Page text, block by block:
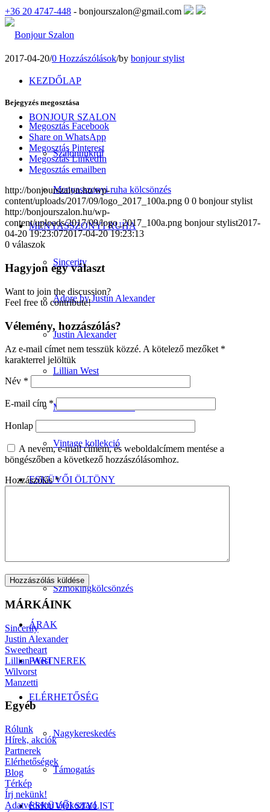
+36 20 4747-448 - bonjourszalon@gmail.com
KEZDŐLAP
BONJOUR SZALON
Szalonunkról
Menyasszonyi ruha kölcsönzés
MENYASSZONYI RUHA
Sincerity
Adore by Justin Alexander
Justin Alexander
Lillian West
Minimalista kollekció
Vintage kollekció
ESKÜVŐI ÖLTÖNY
Szmokingkölcsönzés
ÁRAK
PARTNEREK
ELÉRHETŐSÉG
Nagykereskedés
Támogatás
ESKÜVŐI STYLIST
2017-04-20/0 Hozzászólások/by bonjour stylist
Bejegyzés megosztása
Megosztás Facebook
Share on WhatsApp
Megosztás Pinterest
Megosztás LinkedIn
Megosztás emailben
http://bonjourszalon.hu/wp-
content/uploads/2017/09/logo_2017_100a.png 0 0 bonjour stylist
http://bonjourszalon.hu/wp-
content/uploads/2017/09/logo_2017_100a.png bonjour stylist2017-
04-20 19:23:072017-04-20 19:23:13
0 válaszok
Hagyjon egy választ
Want to join the discussion?
Feel free to contribute!
Vélemény, hozzászólás?
Az e-mail címet nem tesszük közzé. A kötelező mezőket *
karakterrel jelöltük
Név *
E-mail cím *
Honlap
A nevem, e-mail címem, és weboldalcímem mentése a
böngészőben a következő hozzászólásomhoz.
Hozzászólás*
MÁRKÁINK
Sincerity
Justin Alexander
Sweetheart
Lillian West
Wilvorst
Manzetti
Egyéb
Rólunk
Hírek, akciók
Partnerek
Elérhetőségek
Blog
Térkép
Írj nekünk!
Adatvédelmi tájékoztató